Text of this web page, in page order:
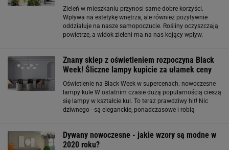
Zieleń w mieszkaniu przynosi same dobre korzyści.
Wpływa na estetykę wnętrza, ale również pozytywnie
oddziałuje na nasze samopoczucie. Rośliny oczyszczają
powietrze, a widok zieleni ma na nas kojący wpływ.
Znany sklep z oświetleniem rozpoczyna Black
Week! Śliczne lampy kupicie za ułamek ceny
Oświetlenie na Black Week w supercenach: nowoczesne
lampy kule W ostatnim czasie dużą popularnością cieszą
się lampy w kształcie kul. To teraz prawdziwy hit! Nic
dziwnego - są eleganckie, ponadczasowe i robią
Dywany nowoczesne - jakie wzory są modne w
2020 roku?